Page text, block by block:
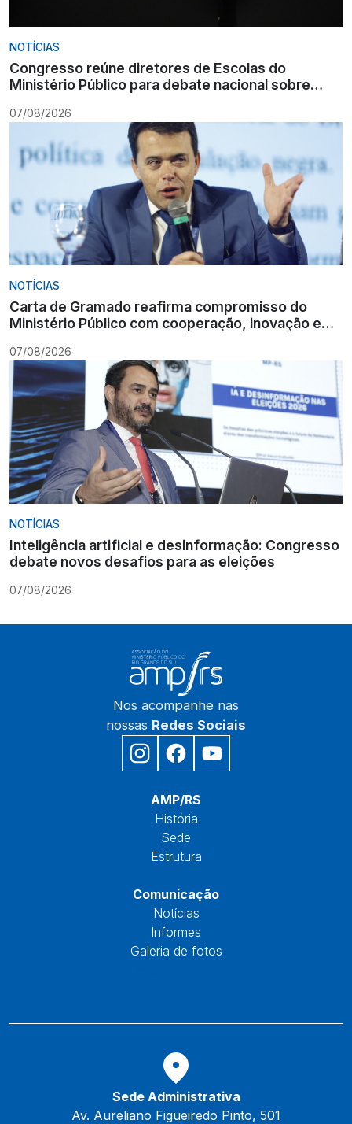
NOTÍCIAS
Congresso reúne diretores de Escolas do
Ministério Público para debate nacional sobre
07/08/2026
NOTÍCIAS
Carta de Gramado reafirma compromisso do
Ministério Público com cooperação, inovação e
07/08/2026
NOTÍCIAS
Inteligência artificial e desinformação: Congresso
debate novos desafios para as eleições
07/08/2026
Nos acompanhe nas
nossas Redes Sociais
AMP/RS
História
Sede
Estrutura
Comunicação
Notícias
Informes
Galeria de fotos
Sede Administrativa
Av. Aureliano Figueiredo Pinto, 501